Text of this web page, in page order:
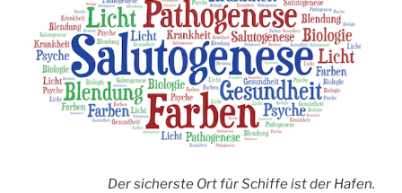
Der sicherste Ort für Schiffe ist der Hafen.